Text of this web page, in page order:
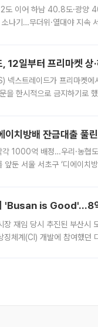
도 이어 하남 40.8도·광양
소나기…무더위·열대야 지속
12일부터 프리마켓 상
넥스트레이드가 프리마켓
을 한시적으로 금지하기로
이치방배 잔금대출
각 1000억 배정…우리·농협
앞둔 서울 서초구 ‘디에이치
'Busan is Good'…8억
장 재임 당시 추진된 부산시
징체계(CI) 개발에 참여했던